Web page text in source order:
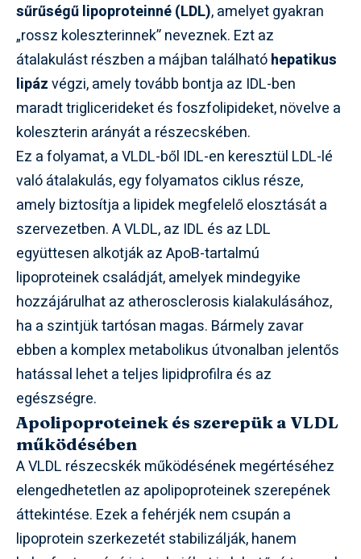
sűrűségű lipoproteinné (LDL), amelyet gyakran
„rossz koleszterinnek” neveznek. Ezt az
átalakulást részben a májban találhatóhepatikus
lipázvégzi, amely tovább bontja az IDL-ben
maradt triglicerideket és foszfolipideket, növelve a
koleszterin arányát a részecskében.
Ez a folyamat, a VLDL-ből IDL-en keresztül LDL-lé
való átalakulás, egy folyamatos ciklus része,
amely biztosítja a lipidek megfelelő elosztását a
szervezetben. A VLDL, az IDL és az LDL
együttesen alkotják az ApoB-tartalmú
lipoproteinek családját, amelyek mindegyike
hozzájárulhat az atherosclerosis kialakulásához,
ha a szintjük tartósan magas. Bármely zavar
ebben a komplex metabolikus útvonalban jelentős
hatással lehet a teljes lipidprofilra és az
egészségre.
Apolipoproteinek és szerepük a VLDL
működésében
A VLDL részecskék működésének megértéséhez
elengedhetetlen az apolipoproteinek szerepének
áttekintése. Ezek a fehérjék nem csupán a
lipoprotein szerkezetét stabilizálják, hanem